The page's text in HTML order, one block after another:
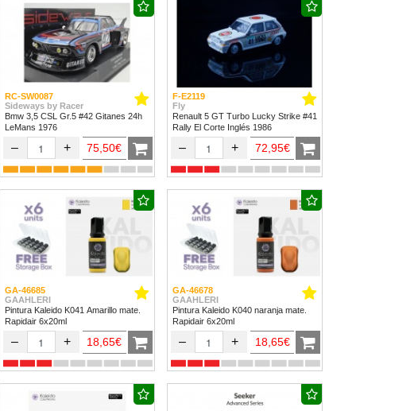
RC-SW0087
Sideways by Racer
Bmw 3,5 CSL Gr.5 #42 Gitanes 24h
LeMans 1976
– + 75,50€
F-E2119
Fly
Renault 5 GT Turbo Lucky Strike #41
Rally El Corte Inglés 1986
– + 72,95€
GA-46685
GAAHLERI
Pintura Kaleido K041 Amarillo mate.
Rapidair 6x20ml
– + 18,65€
GA-46678
GAAHLERI
Pintura Kaleido K040 naranja mate.
Rapidair 6x20ml
– + 18,65€